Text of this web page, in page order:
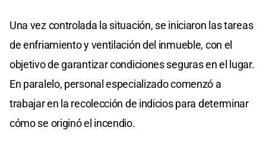
Una vez controlada la situación, se iniciaron las tareas
de enfriamiento y ventilación del inmueble, con el
objetivo de garantizar condiciones seguras en el lugar.
En paralelo, personal especializado comenzó a
trabajar en la recolección de indicios para determinar
cómo se originó el incendio.